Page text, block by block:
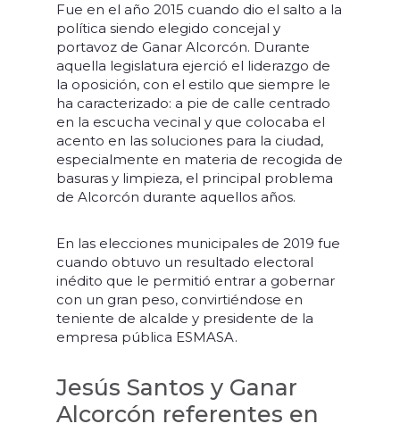
Fue en el año 2015 cuando dio el salto a la
política siendo elegido concejal y
portavoz de Ganar Alcorcón. Durante
aquella legislatura ejerció el liderazgo de
la oposición, con el estilo que siempre le
ha caracterizado: a pie de calle centrado
en la escucha vecinal y que colocaba el
acento en las soluciones para la ciudad,
especialmente en materia de recogida de
basuras y limpieza, el principal problema
de Alcorcón durante aquellos años.
En las elecciones municipales de 2019 fue
cuando obtuvo un resultado electoral
inédito que le permitió entrar a gobernar
con un gran peso, convirtiéndose en
teniente de alcalde y presidente de la
empresa pública ESMASA.
Jesús Santos y Ganar
Alcorcón referentes en